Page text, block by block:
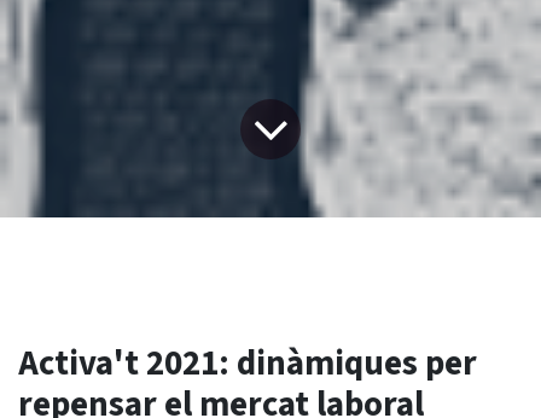
Activa't 2021: dinàmiques per
repensar el mercat laboral